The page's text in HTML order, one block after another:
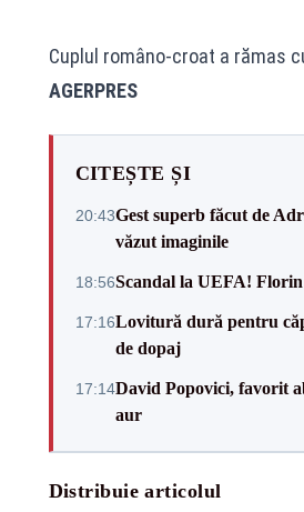
Cuplul româno-croat a rămas
AGERPRES
CITEȘTE ȘI
20:43Gest superb făcut de
văzut imaginile
18:56Scandal la UEFA!
17:16Lovitură dură pentru
de dopaj
17:14David Popovici, favorit
aur
Distribuie articolul